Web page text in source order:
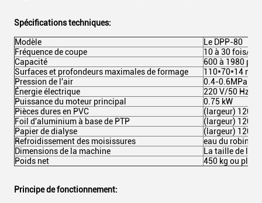
Spécifications techniques:
Modèle
Le DPP-80
Fréquence de coupe
10 à 30 fois/
Capacité
600 à 1980
Surfaces et profondeurs maximales de formage
110*70*14 mm
Pression de l'air
0.4-0.6MPa
Énergie électrique
220 V/50 Hz
Puissance du moteur principal
0.75 kW
Pièces dures en PVC
(largeur) 120*
Foil d'aluminium à base de PTP
(largeur) 120*
Papier de dialyse
(largeur)
Refroidissement des moisissures
eau du robinet
Dimensions de la machine
La taille de
Poids net
450 kg ou plus
Principe de fonctionnement: